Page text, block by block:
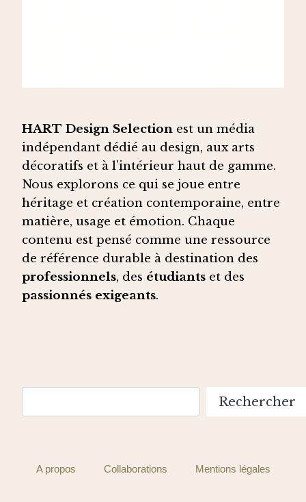
HART Design Selection est un média
indépendant dédié au design, aux arts
décoratifs et à l’intérieur haut de gamme.
Nous explorons ce qui se joue entre
héritage et création contemporaine, entre
matière, usage et émotion. Chaque
contenu est pensé comme une ressource
de référence durable à destination des
professionnels, des étudiants et des
passionnés exigeants.
Rechercher
A propos Collaborations Mentions légales